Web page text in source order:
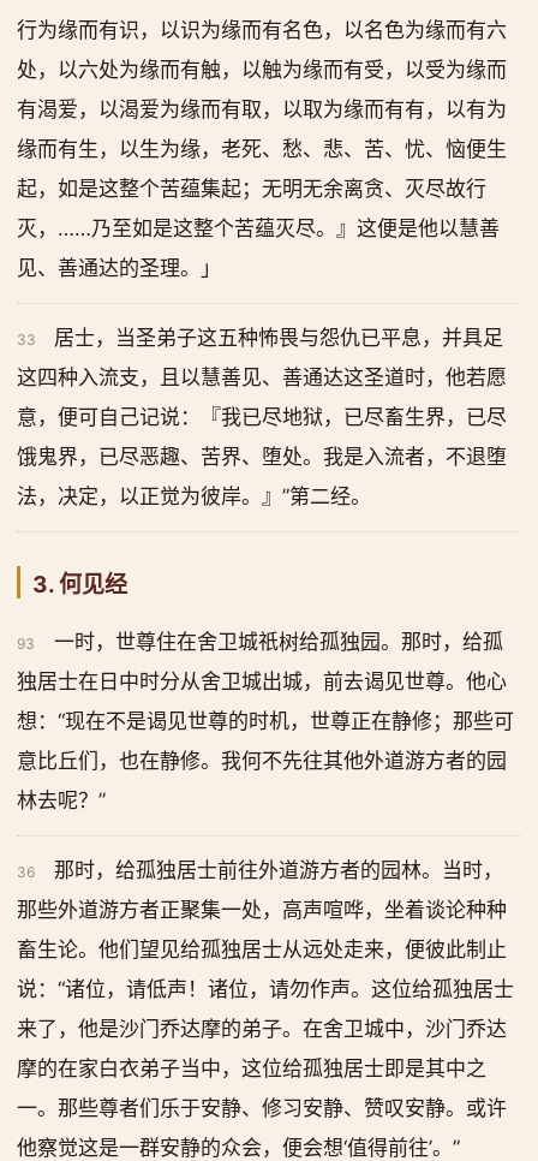
行为缘而有识，以识为缘而有名色，以名色为缘而有六
处，以六处为缘而有触，以触为缘而有受，以受为缘而
有渴爱，以渴爱为缘而有取，以取为缘而有有，以有为
缘而有生，以生为缘，老死、愁、悲、苦、忧、恼便生
起，如是这整个苦蕴集起；无明无余离贪、灭尽故行
灭，……乃至如是这整个苦蕴灭尽。』这便是他以慧善
见、善通达的圣理。」
33
居士，当圣弟子这五种怖畏与怨仇已平息，并具足
这四种入流支，且以慧善见、善通达这圣道时，他若愿
意，便可自己记说：『我已尽地狱，已尽畜生界，已尽
饿鬼界，已尽恶趣、苦界、堕处。我是入流者，不退堕
法，决定，以正觉为彼岸。』”第二经。
3. 何见经
93
一时，世尊住在舍卫城祇树给孤独园。那时，给孤
独居士在日中时分从舍卫城出城，前去谒见世尊。他心
想：“现在不是谒见世尊的时机，世尊正在静修；那些可
意比丘们，也在静修。我何不先往其他外道游方者的园
林去呢？”
36
那时，给孤独居士前往外道游方者的园林。当时，
那些外道游方者正聚集一处，高声喧哗，坐着谈论种种
畜生论。他们望见给孤独居士从远处走来，便彼此制止
说：“诸位，请低声！诸位，请勿作声。这位给孤独居士
来了，他是沙门乔达摩的弟子。在舍卫城中，沙门乔达
摩的在家白衣弟子当中，这位给孤独居士即是其中之
一。那些尊者们乐于安静、修习安静、赞叹安静。或许
他察觉这是一群安静的众会，便会想‘值得前往’。”